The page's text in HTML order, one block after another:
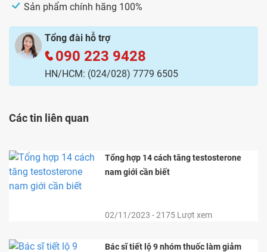
Sản phẩm chính hãng 100%
Tổng đài hỗ trợ
090 223 9428
HN/HCM: (024/028) 7779 6505
Các tin liên quan
Tổng hợp 14 cách tăng testosterone
nam giới cần biết
02/11/2023 - 2175 Lượt xem
Bác sĩ tiết lộ 9 nhóm thuốc làm giảm